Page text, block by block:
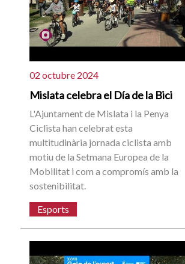
02 octubre 2024
Mislata celebra el Día de la Bici
L'Ajuntament de Mislata i la Penya
Ciclista han celebrat esta
multitudinària jornada ciclista amb
motiu de la Setmana Europea de la
Mobilitat i com a compromís amb la
sostenibilitat.
Esports